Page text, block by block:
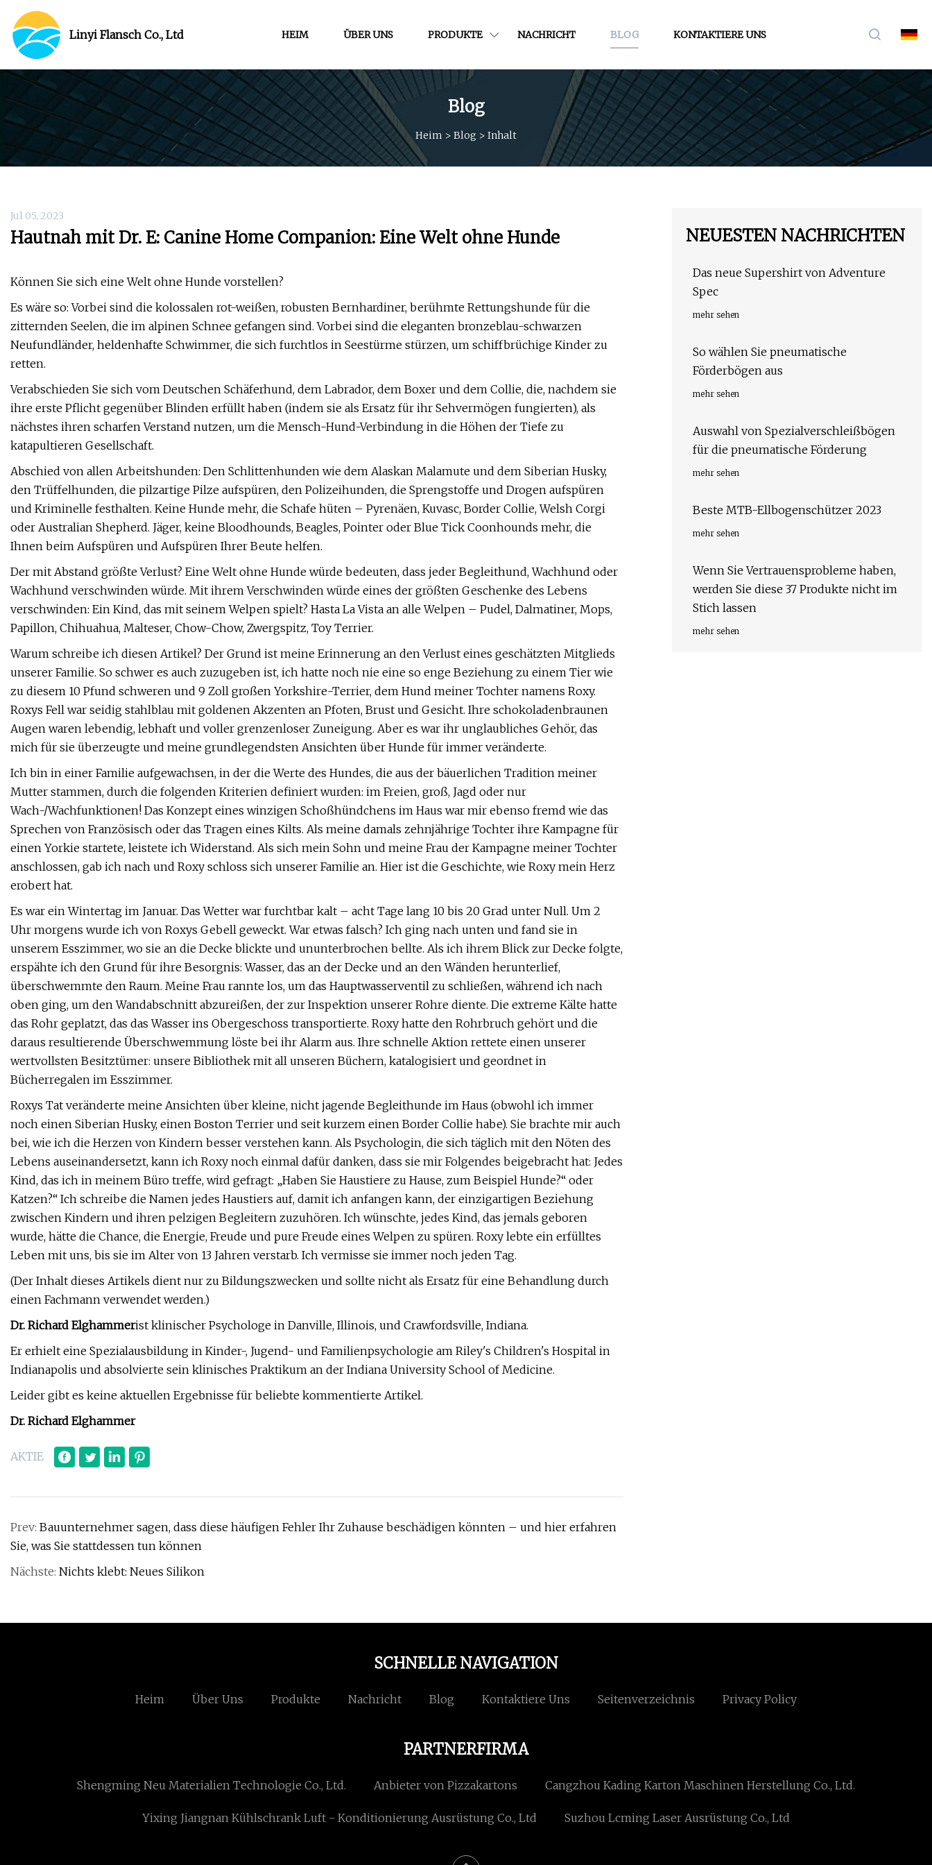
Linyi Flansch Co., Ltd HEIM ÜBER UNS PRODUKTE NACHRICHT BLOG KONTAKTIERE UNS
Blog
Heim > Blog > Inhalt
Jul 05, 2023
Hautnah mit Dr. E: Canine Home Companion: Eine Welt ohne Hunde
Können Sie sich eine Welt ohne Hunde vorstellen?
Es wäre so: Vorbei sind die kolossalen rot-weißen, robusten Bernhardiner, berühmte Rettungshunde für die
zitternden Seelen, die im alpinen Schnee gefangen sind. Vorbei sind die eleganten bronzeblau-schwarzen
Neufundländer, heldenhafte Schwimmer, die sich furchtlos in Seestürme stürzen, um schiffbrüchige Kinder zu
retten.
Verabschieden Sie sich vom Deutschen Schäferhund, dem Labrador, dem Boxer und dem Collie, die, nachdem sie
ihre erste Pflicht gegenüber Blinden erfüllt haben (indem sie als Ersatz für ihr Sehvermögen fungierten), als
nächstes ihren scharfen Verstand nutzen, um die Mensch-Hund-Verbindung in die Höhen der Tiefe zu
katapultieren Gesellschaft.
Abschied von allen Arbeitshunden: Den Schlittenhunden wie dem Alaskan Malamute und dem Siberian Husky,
den Trüffelhunden, die pilzartige Pilze aufspüren, den Polizeihunden, die Sprengstoffe und Drogen aufspüren
und Kriminelle festhalten. Keine Hunde mehr, die Schafe hüten – Pyrenäen, Kuvasc, Border Collie, Welsh Corgi
oder Australian Shepherd. Jäger, keine Bloodhounds, Beagles, Pointer oder Blue Tick Coonhounds mehr, die
Ihnen beim Aufspüren und Aufspüren Ihrer Beute helfen.
Der mit Abstand größte Verlust? Eine Welt ohne Hunde würde bedeuten, dass jeder Begleithund, Wachhund oder
Wachhund verschwinden würde. Mit ihrem Verschwinden würde eines der größten Geschenke des Lebens
verschwinden: Ein Kind, das mit seinem Welpen spielt? Hasta La Vista an alle Welpen – Pudel, Dalmatiner, Mops,
Papillon, Chihuahua, Malteser, Chow-Chow, Zwergspitz, Toy Terrier.
Warum schreibe ich diesen Artikel? Der Grund ist meine Erinnerung an den Verlust eines geschätzten Mitglieds
unserer Familie. So schwer es auch zuzugeben ist, ich hatte noch nie eine so enge Beziehung zu einem Tier wie
zu diesem 10 Pfund schweren und 9 Zoll großen Yorkshire-Terrier, dem Hund meiner Tochter namens Roxy.
Roxys Fell war seidig stahlblau mit goldenen Akzenten an Pfoten, Brust und Gesicht. Ihre schokoladenbraunen
Augen waren lebendig, lebhaft und voller grenzenloser Zuneigung. Aber es war ihr unglaubliches Gehör, das
mich für sie überzeugte und meine grundlegendsten Ansichten über Hunde für immer veränderte.
Ich bin in einer Familie aufgewachsen, in der die Werte des Hundes, die aus der bäuerlichen Tradition meiner
Mutter stammen, durch die folgenden Kriterien definiert wurden: im Freien, groß, Jagd oder nur
Wach-/Wachfunktionen! Das Konzept eines winzigen Schoßhündchens im Haus war mir ebenso fremd wie das
Sprechen von Französisch oder das Tragen eines Kilts. Als meine damals zehnjährige Tochter ihre Kampagne für
einen Yorkie startete, leistete ich Widerstand. Als sich mein Sohn und meine Frau der Kampagne meiner Tochter
anschlossen, gab ich nach und Roxy schloss sich unserer Familie an. Hier ist die Geschichte, wie Roxy mein Herz
erobert hat.
Es war ein Wintertag im Januar. Das Wetter war furchtbar kalt – acht Tage lang 10 bis 20 Grad unter Null. Um 2
Uhr morgens wurde ich von Roxys Gebell geweckt. War etwas falsch? Ich ging nach unten und fand sie in
unserem Esszimmer, wo sie an die Decke blickte und ununterbrochen bellte. Als ich ihrem Blick zur Decke folgte,
erspähte ich den Grund für ihre Besorgnis: Wasser, das an der Decke und an den Wänden herunterlief,
überschwemmte den Raum. Meine Frau rannte los, um das Hauptwasserventil zu schließen, während ich nach
oben ging, um den Wandabschnitt abzureißen, der zur Inspektion unserer Rohre diente. Die extreme Kälte hatte
das Rohr geplatzt, das das Wasser ins Obergeschoss transportierte. Roxy hatte den Rohrbruch gehört und die
daraus resultierende Überschwemmung löste bei ihr Alarm aus. Ihre schnelle Aktion rettete einen unserer
wertvollsten Besitztümer: unsere Bibliothek mit all unseren Büchern, katalogisiert und geordnet in
Bücherregalen im Esszimmer.
Roxys Tat veränderte meine Ansichten über kleine, nicht jagende Begleithunde im Haus (obwohl ich immer
noch einen Siberian Husky, einen Boston Terrier und seit kurzem einen Border Collie habe). Sie brachte mir auch
bei, wie ich die Herzen von Kindern besser verstehen kann. Als Psychologin, die sich täglich mit den Nöten des
Lebens auseinandersetzt, kann ich Roxy noch einmal dafür danken, dass sie mir Folgendes beigebracht hat: Jedes
Kind, das ich in meinem Büro treffe, wird gefragt: „Haben Sie Haustiere zu Hause, zum Beispiel Hunde?“ oder
Katzen?“ Ich schreibe die Namen jedes Haustiers auf, damit ich anfangen kann, der einzigartigen Beziehung
zwischen Kindern und ihren pelzigen Begleitern zuzuhören. Ich wünschte, jedes Kind, das jemals geboren
wurde, hätte die Chance, die Energie, Freude und pure Freude eines Welpen zu spüren. Roxy lebte ein erfülltes
Leben mit uns, bis sie im Alter von 13 Jahren verstarb. Ich vermisse sie immer noch jeden Tag.
(Der Inhalt dieses Artikels dient nur zu Bildungszwecken und sollte nicht als Ersatz für eine Behandlung durch
einen Fachmann verwendet werden.)
Dr. Richard Elghammerist klinischer Psychologe in Danville, Illinois, und Crawfordsville, Indiana.
Er erhielt eine Spezialausbildung in Kinder-, Jugend- und Familienpsychologie am Riley's Children's Hospital in
Indianapolis und absolvierte sein klinisches Praktikum an der Indiana University School of Medicine.
Leider gibt es keine aktuellen Ergebnisse für beliebte kommentierte Artikel.
Dr. Richard Elghammer
AKTIE
Prev: Bauunternehmer sagen, dass diese häufigen Fehler Ihr Zuhause beschädigen könnten – und hier erfahren
Sie, was Sie stattdessen tun können
Nächste: Nichts klebt: Neues Silikon
NEUESTEN NACHRICHTEN
Das neue Supershirt von Adventure
Spec
mehr sehen
So wählen Sie pneumatische
Förderbögen aus
mehr sehen
Auswahl von Spezialverschleißbögen
für die pneumatische Förderung
mehr sehen
Beste MTB-Ellbogenschützer 2023
mehr sehen
Wenn Sie Vertrauensprobleme haben,
werden Sie diese 37 Produkte nicht im
Stich lassen
mehr sehen
SCHNELLE NAVIGATION
Heim Über Uns Produkte Nachricht Blog Kontaktiere Uns Seitenverzeichnis Privacy Policy
PARTNERFIRMA
Shengming Neu Materialien Technologie Co., Ltd. Anbieter von Pizzakartons Cangzhou Kading Karton Maschinen Herstellung Co., Ltd.
Yixing Jiangnan Kühlschrank Luft - Konditionierung Ausrüstung Co., Ltd Suzhou Lcming Laser Ausrüstung Co., Ltd